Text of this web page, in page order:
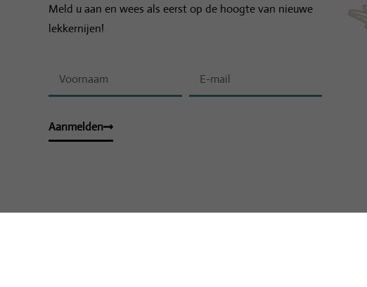
Meld u aan en wees als eerst op de hoogte van nieuwe
lekkernijen!
Aanmelden